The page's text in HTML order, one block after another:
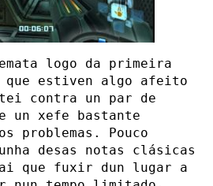
logo da primeira
que estiven algo afeito
contra un par de
un xefe bastante
problemas. Pouco
desas notas clásicas
que fuxir dun lugar a